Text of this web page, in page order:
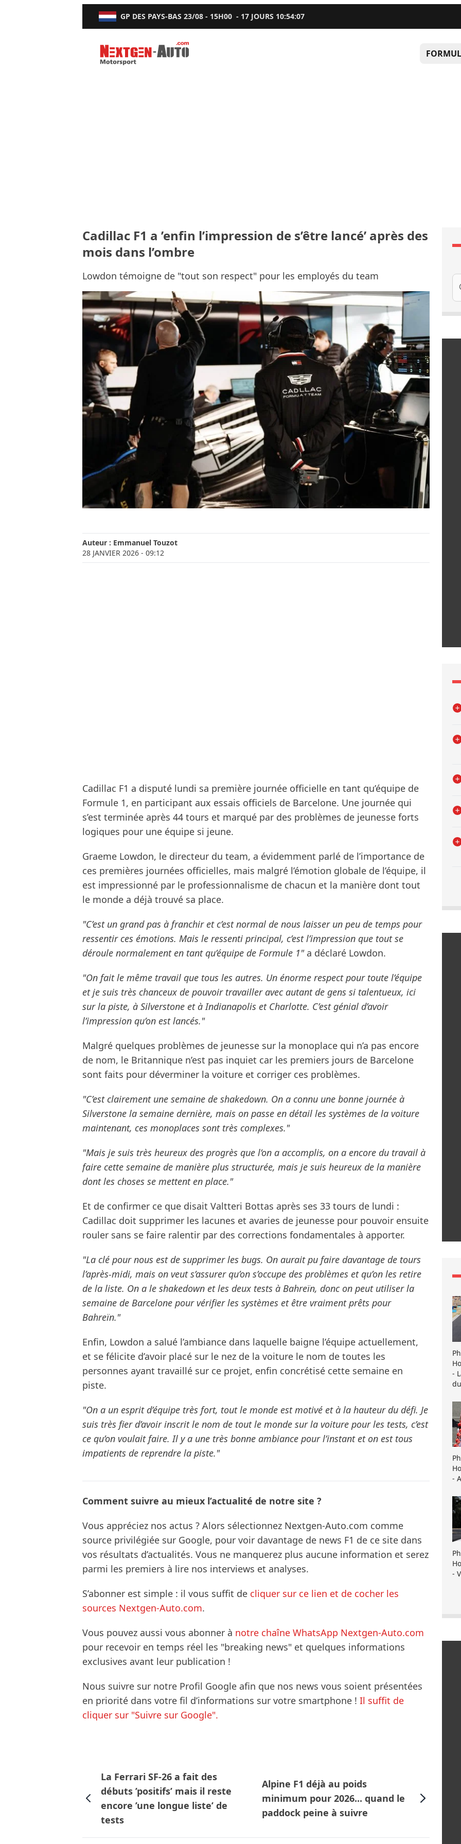
GP DES PAYS-BAS 23/08 - 15H00 - 17 JOURS 10:54:06
Nextgen-Auto.com
Cadillac F1 a ’enfin l’impression de s’être lancé’ après des
mois dans l’ombre
Lowdon témoigne de "tout son respect" pour les employés du team
Auteur : Emmanuel Touzot
28 JANVIER 2026 - 09:12
Cadillac F1 a disputé lundi sa première journée officielle en tant qu’équipe de
Formule 1, en participant aux essais officiels de Barcelone. Une journée qui
s’est terminée après 44 tours et marqué par des problèmes de jeunesse forts
logiques pour une équipe si jeune.
Graeme Lowdon, le directeur du team, a évidemment parlé de l’importance de
ces premières journées officielles, mais malgré l’émotion globale de l’équipe, il
est impressionné par le professionnalisme de chacun et la manière dont tout
le monde a déjà trouvé sa place.
"C’est un grand pas à franchir et c’est normal de nous laisser un peu de temps pour
ressentir ces émotions. Mais le ressenti principal, c’est l’impression que tout se
déroule normalement en tant qu’équipe de Formule 1"a déclaré Lowdon.
"On fait le même travail que tous les autres. Un énorme respect pour toute l’équipe
et je suis très chanceux de pouvoir travailler avec autant de gens si talentueux, ici
sur la piste, à Silverstone et à Indianapolis et Charlotte. C’est génial d’avoir
l’impression qu’on est lancés."
Malgré quelques problèmes de jeunesse sur la monoplace qui n’a pas encore
de nom, le Britannique n’est pas inquiet car les premiers jours de Barcelone
sont faits pour déverminer la voiture et corriger ces problèmes.
"C’est clairement une semaine de shakedown. On a connu une bonne journée à
Silverstone la semaine dernière, mais on passe en détail les systèmes de la voiture
maintenant, ces monoplaces sont très complexes."
"Mais je suis très heureux des progrès que l’on a accomplis, on a encore du travail à
faire cette semaine de manière plus structurée, mais je suis heureux de la manière
dont les choses se mettent en place."
Et de confirmer ce que disait Valtteri Bottas après ses 33 tours de lundi :
Cadillac doit supprimer les lacunes et avaries de jeunesse pour pouvoir ensuite
rouler sans se faire ralentir par des corrections fondamentales à apporter.
"La clé pour nous est de supprimer les bugs. On aurait pu faire davantage de tours
l’après-midi, mais on veut s’assurer qu’on s’occupe des problèmes et qu’on les retire
de la liste. On a le shakedown et les deux tests à Bahreïn, donc on peut utiliser la
semaine de Barcelone pour vérifier les systèmes et être vraiment prêts pour
Bahreïn."
Enfin, Lowdon a salué l’ambiance dans laquelle baigne l’équipe actuellement,
et se félicite d’avoir placé sur le nez de la voiture le nom de toutes les
personnes ayant travaillé sur ce projet, enfin concrétisé cette semaine en
piste.
"On a un esprit d’équipe très fort, tout le monde est motivé et à la hauteur du défi. Je
suis très fier d’avoir inscrit le nom de tout le monde sur la voiture pour les tests, c’est
ce qu’on voulait faire. Il y a une très bonne ambiance pour l’instant et on est tous
impatients de reprendre la piste."
Comment suivre au mieux l’actualité de notre site ?
Vous appréciez nos actus ? Alors sélectionnez Nextgen-Auto.com comme
source privilégiée sur Google, pour voir davantage de news F1 de ce site dans
vos résultats d’actualités. Vous ne manquerez plus aucune information et serez
parmi les premiers à lire nos interviews et analyses.
S’abonner est simple : il vous suffit de cliquer sur ce lien et de cocher les
sources Nextgen-Auto.com.
Vous pouvez aussi vous abonner à notre chaîne WhatsApp Nextgen-Auto.com
pour recevoir en temps réel les "breaking news" et quelques informations
exclusives avant leur publication !
Nous suivre sur notre Profil Google afin que nos news vous soient présentées
en priorité dans votre fil d’informations sur votre smartphone ! Il suffit de
cliquer sur "Suivre sur Google".
La Ferrari SF-26 a fait des
débuts ’positifs’ mais il reste
encore ’une longue liste’ de
tests
Alpine F1 déjà au poids
minimum pour 2026... quand le
paddock peine à suivre
-
-
-